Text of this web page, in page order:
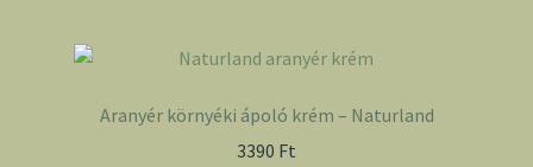
Aranyér környéki ápoló krém – Naturland
3390 Ft